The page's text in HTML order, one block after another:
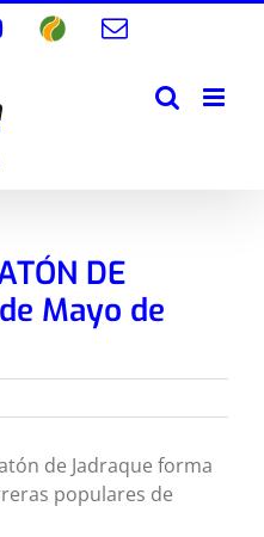
YouTube
WikilocCorreo
DE
Mayo de
de Jadraque forma
populares de